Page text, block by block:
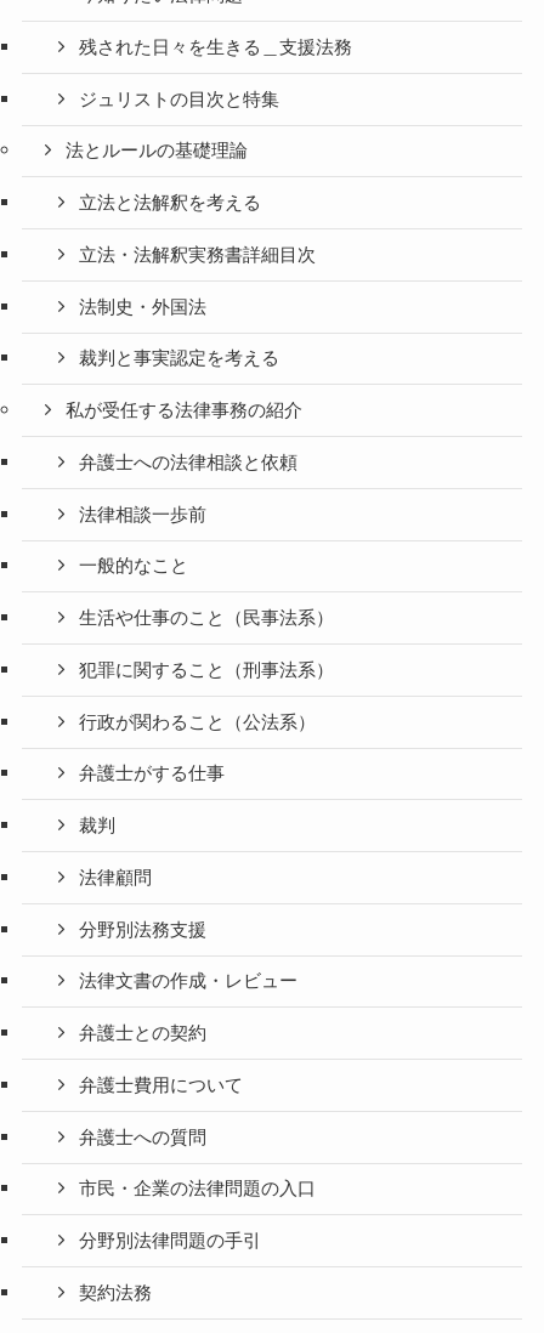
残された日々を生きる＿支援法務
ジュリストの目次と特集
法とルールの基礎理論
立法と法解釈を考える
立法・法解釈実務書詳細目次
法制史・外国法
裁判と事実認定を考える
私が受任する法律事務の紹介
弁護士への法律相談と依頼
法律相談一歩前
一般的なこと
生活や仕事のこと（民事法系）
犯罪に関すること（刑事法系）
行政が関わること（公法系）
弁護士がする仕事
裁判
法律顧問
分野別法務支援
法律文書の作成・レビュー
弁護士との契約
弁護士費用について
弁護士への質問
市民・企業の法律問題の入口
分野別法律問題の手引
契約法務